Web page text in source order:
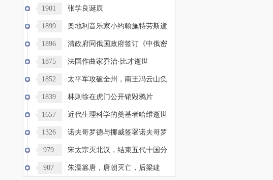
政1901 张学良诞辰
1899 奥地利音乐家小约翰施特劳斯逝
世1896 清政府同俄国政府签订《中俄密
约1875 法国作曲家乔治·比才逝世
1852 太平军攻破全州，南王冯云山负
伤1839 林则徐在虎门公开销毁鸦片
1657 近代生理科学的奠基者哈维逝世
1326 诺夫哥罗德与挪威签署诺夫哥罗
979 宋太宗灭北汉，结束五代十国分
907 朱温篡唐，唐朝灭亡，后梁建